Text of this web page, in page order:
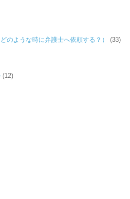
のような時に弁護士へ依頼する？） (33)
(12)